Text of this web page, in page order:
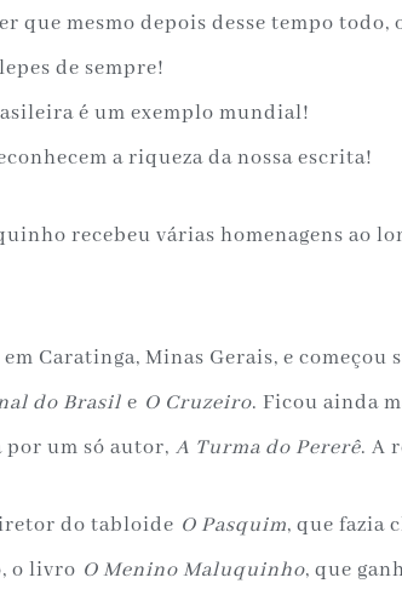
que mesmo depois desse tempo
de sempre!
é um exemplo mundial!
a riqueza da nossa escrita!
recebeu várias homenagens ao
Caratinga, Minas Gerais, e
do Brasil e O Cruzeiro. Ficou ainda
um só autor, A Turma do Pererê. A
do tabloide O Pasquim, que fazia
o livro O Menino Maluquinho, que